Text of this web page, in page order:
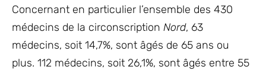
Concernant en particulier l’ensemble des 430
médecins de la circonscription Nord, 63
médecins, soit 14,7%, sont âgés de 65 ans ou
plus. 112 médecins, soit 26,1%, sont âgés entre 55